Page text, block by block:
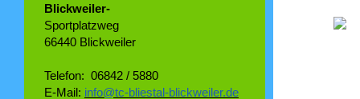
Blickweiler-
Sportplatzweg
66440 Blickweiler
Telefon: 06842 / 5880
E-Mail: info@tc-bliestal-blickweiler.de